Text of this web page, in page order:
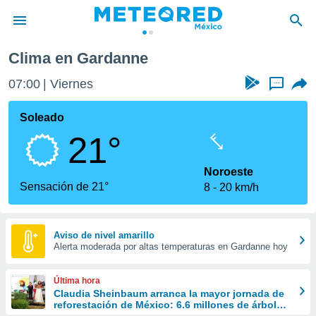
de
ha sido
calidad.
a este
las
y
forma
digital
basada
Clima en Gardanne
07:00 Viernes ...
Soleado
21°
Sensación de 21°
Noroeste
8
20 km/h
Aviso de nivel amarillo
Alerta moderada por altas temperaturas en Gardanne hoy
Última hora
Claudia Sheinbaum arranca la mayor jornada de
reforestación de México: 6.6 millones de árboles